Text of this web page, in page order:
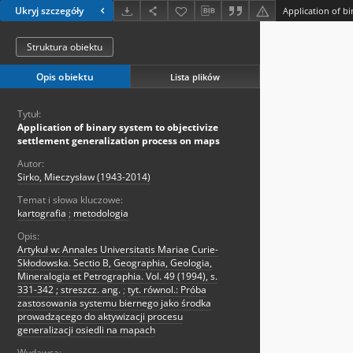
Ukryj szczegóły
Struktura obiektu
Opis obiektu Lista plików
Tytuł:
Application of binary system to objectivize
settlement generalization process on maps
Autor:
Sirko, Mieczysław (1943-2014)
Temat i słowa kluczowe:
kartografia ; metodologia
Opis:
Artykuł w: Annales Universitatis Mariae Curie-
Skłodowska. Sectio B, Geographia, Geologia,
Mineralogia et Petrographia. Vol. 49 (1994), s.
331-342 ; streszcz. ang. ; tyt. równol.: Próba
zastosowania systemu biernego jako środka
prowadzącego do aktywizacji procesu
generalizacji osiedli na mapach